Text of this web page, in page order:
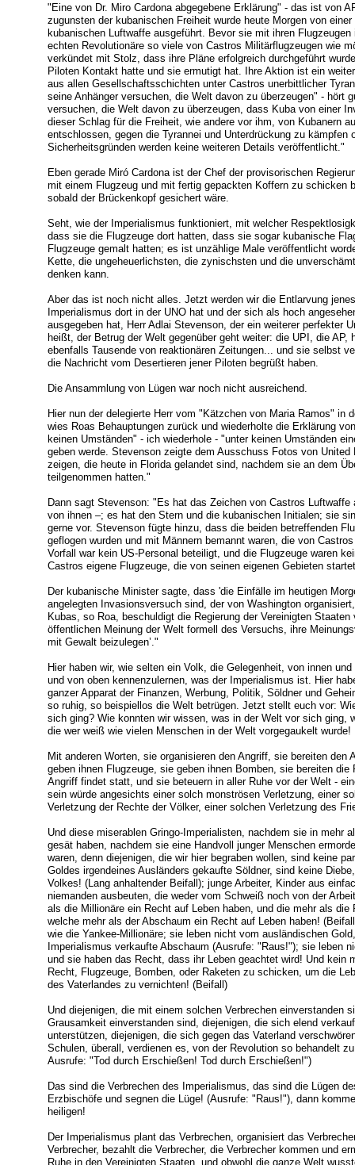
"Eine von Dr. Miro Cardona abgegebene Erklärung" - das ist von
zugunsten der kubanischen Freiheit wurde heute Morgen von
kubanischen Luftwaffe ausgeführt. Bevor sie mit ihren
echten Revolutionäre so viele von Castros Militärflugzeugen wie
verkündet mit Stolz, dass ihre Pläne erfolgreich durchgeführt
Piloten Kontakt hatte und sie ermutigt hat. Ihre Aktion ist ein
aus allen Gesellschaftsschichten unter Castros unerbittlicher
seine Anhänger versuchen, die Welt davon zu überzeugen" - hört
versuchen, die Welt davon zu überzeugen, dass Kuba von einer
dieser Schlag für die Freiheit, wie andere vor ihm, von Kubanern
entschlossen, gegen die Tyrannei und Unterdrückung zu kämpfen
Sicherheitsgründen werden keine weiteren Details veröffentlicht."
Eben gerade Miró Cardona ist der Chef der provisorischen
mit einem Flugzeug und mit fertig gepackten Koffern zu schicken
sobald der Brückenkopf gesichert wäre.
Seht, wie der Imperialismus funktioniert, mit welcher
dass sie die Flugzeuge dort hatten, dass sie sogar kubanische
Flugzeuge gemalt hatten; es ist unzählige Male veröffentlicht
Kette, die ungeheuerlichsten, die zynischsten und die
denken kann.
Aber das ist noch nicht alles. Jetzt werden wir die Entlarvung
Imperialismus dort in der UNO hat und der sich als hoch
ausgegeben hat, Herr Adlai Stevenson, der ein weiterer perfekter
heißt, der Betrug der Welt gegenüber geht weiter: die UPI, die
ebenfalls Tausende von reaktionären Zeitungen... und sie selbst
die Nachricht vom Desertieren jener Piloten begrüßt haben.
Die Ansammlung von Lügen war noch nicht ausreichend.
Hier nun der delegierte Herr vom "Kätzchen von Maria Ramos" in
wies Roas Behauptungen zurück und wiederholte die Erklärung
keinen Umständen" - ich wiederhole - "unter keinen Umständen
geben werde. Stevenson zeigte dem Ausschuss Fotos von
zeigen, die heute in Florida gelandet sind, nachdem sie an dem
teilgenommen hatten."
Dann sagt Stevenson: "Es hat das Zeichen von Castros
von ihnen –; es hat den Stern und die kubanischen Initialen; sie
gerne vor. Stevenson fügte hinzu, dass die beiden betreffenden
geflogen wurden und mit Männern bemannt waren, die von
Vorfall war kein US-Personal beteiligt, und die Flugzeuge waren
Castros eigene Flugzeuge, die von seinen eigenen Gebieten
Der kubanische Minister sagte, dass 'die Einfälle im heutigen
angelegten Invasionsversuch sind, der von Washington
Kubas, so Roa, beschuldigt die Regierung der Vereinigten
öffentlichen Meinung der Welt formell des Versuchs, ihre
mit Gewalt beizulegen’."
Hier haben wir, wie selten ein Volk, die Gelegenheit, von innen
und von oben kennenzulernen, was der Imperialismus ist. Hier
ganzer Apparat der Finanzen, Werbung, Politik, Söldner und
so ruhig, so beispiellos die Welt betrügen. Jetzt stellt euch vor:
sich ging? Wie konnten wir wissen, was in der Welt vor sich ging,
die wer weiß wie vielen Menschen in der Welt vorgegaukelt wurde!
Mit anderen Worten, sie organisieren den Angriff, sie bereiten den
geben ihnen Flugzeuge, sie geben ihnen Bomben, sie bereiten
Angriff findet statt, und sie beteuern in aller Ruhe vor der Welt -
sein würde angesichts einer solch monströsen Verletzung, einer
Verletzung der Rechte der Völker, einer solchen Verletzung des
Und diese miserablen Gringo-Imperialisten, nachdem sie in mehr
gesät haben, nachdem sie eine Handvoll junger Menschen
waren, denn diejenigen, die wir hier begraben wollen, sind keine
Goldes irgendeines Ausländers gekaufte Söldner, sind keine
Volkes! (Lang anhaltender Beifall); junge Arbeiter, Kinder aus
niemanden ausbeuten, die weder vom Schweiß noch von der
als die Millionäre ein Recht auf Leben haben, und die mehr als
welche mehr als der Abschaum ein Recht auf Leben haben!
wie die Yankee-Millionäre; sie leben nicht vom ausländischen
Imperialismus verkaufte Abschaum (Ausrufe: "Raus!"); sie leben
und sie haben das Recht, dass ihr Leben geachtet wird! Und kein
Recht, Flugzeuge, Bomben, oder Raketen zu schicken, um die
des Vaterlandes zu vernichten! (Beifall)
Und diejenigen, die mit einem solchen Verbrechen einverstanden
Grausamkeit einverstanden sind, diejenigen, die sich elend
unterstützen, diejenigen, die sich gegen das Vaterland
Schulen, überall, verdienen es, von der Revolution so behandelt
Ausrufe: "Tod durch Erschießen! Tod durch Erschießen!")
Das sind die Verbrechen des Imperialismus, das sind die Lügen
Erzbischöfe und segnen die Lüge! (Ausrufe: "Raus!"), dann
heiligen!
Der Imperialismus plant das Verbrechen, organisiert das
Verbrecher, bezahlt die Verbrecher, die Verbrecher kommen und
Ruhe in den Vereinigten Staaten, und obwohl die ganze Welt